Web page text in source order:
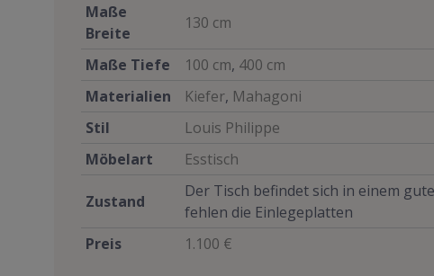
Maße
Breite
130 cm
Maße Tiefe 100 cm, 400 cm
Materialien
Kiefer, Mahagoni
Stil
Louis Philippe
Möbelart
Esstisch
Zustand
Der Tisch befindet sich in einem
fehlen die Einlegeplatten
Preis
1.100 €